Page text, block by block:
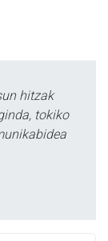
hitzak
tokiko